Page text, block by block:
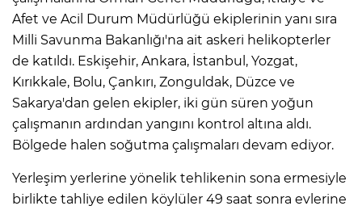
Afet ve Acil Durum Müdürlüğü ekiplerinin yanı sıra
Milli Savunma Bakanlığı'na ait askeri helikopterler
de katıldı. Eskişehir, Ankara, İstanbul, Yozgat,
Kırıkkale, Bolu, Çankırı, Zonguldak, Düzce ve
Sakarya'dan gelen ekipler, iki gün süren yoğun
çalışmanın ardından yangını kontrol altına aldı.
Bölgede halen soğutma çalışmaları devam ediyor.
Yerleşim yerlerine yönelik tehlikenin sona ermesiyle
birlikte tahliye edilen köylüler 49 saat sonra evlerine